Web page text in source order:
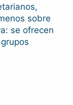
sobre
se ofrecen